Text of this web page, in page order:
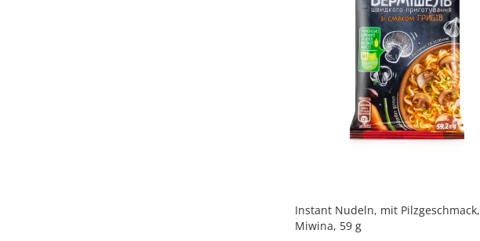
Instant Nudeln, mit Pilzgeschmack,
Miwina, 59 g